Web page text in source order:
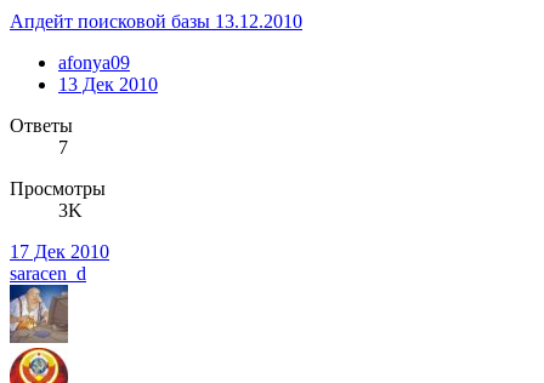
Апдейт поисковой базы 13.12.2010
afonya09
13 Дек 2010
Ответы
7
Просмотры
3K
17 Дек 2010
saracen_d